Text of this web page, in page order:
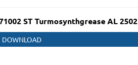
ST Turmosynthgrease AL 2502
DOWNLOAD